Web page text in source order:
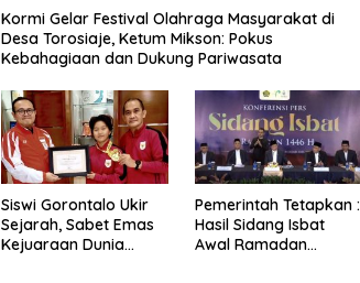
Kormi Gelar Festival Olahraga Masyarakat di
Desa Torosiaje, Ketum Mikson: Pokus
Kebahagiaan dan Dukung Pariwasata
Siswi Gorontalo Ukir
Sejarah, Sabet Emas
Kejuaraan Dunia
Pemerintah Tetapkan :
Hasil Sidang Isbat
Awal Ramadan